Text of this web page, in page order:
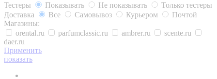
Тестеры
Показывать Не показывать
Только тестеры
Доставка
Все Самовывоз Курьером
Почтой
Магазины:
orental.ru
parfumclassic.ru ambrer.ru
scente.ru
daer.ru
Применить
показать